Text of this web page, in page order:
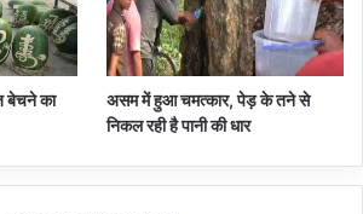
बेचने का
असम में हुआ चमत्कार, पेड़ के तने से
निकल रही है पानी की धार